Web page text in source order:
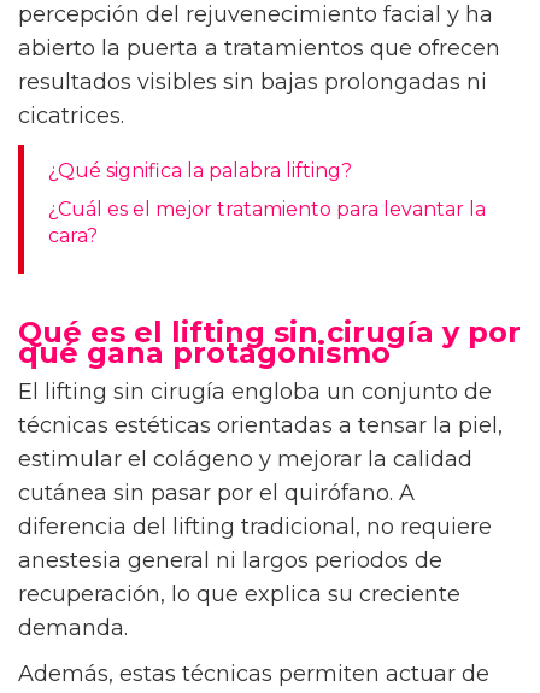
percepción del rejuvenecimiento facial y ha
abierto la puerta a tratamientos que ofrecen
resultados visibles sin bajas prolongadas ni
cicatrices.
¿Qué significa la palabra lifting?
¿Cuál es el mejor tratamiento para levantar la
cara?
Qué es el lifting sin cirugía y por
qué gana protagonismo
El lifting sin cirugía engloba un conjunto de
técnicas estéticas orientadas a tensar la piel,
estimular el colágeno y mejorar la calidad
cutánea sin pasar por el quirófano. A
diferencia del lifting tradicional, no requiere
anestesia general ni largos periodos de
recuperación, lo que explica su creciente
demanda.
Además, estas técnicas permiten actuar de